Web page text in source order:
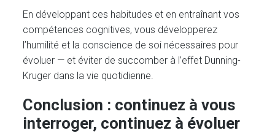
En développant ces habitudes et en entraînant vos
compétences cognitives, vous développerez
l’humilité et la conscience de soi nécessaires pour
évoluer — et éviter de succomber à l’effet Dunning-
Kruger dans la vie quotidienne.
Conclusion : continuez à vous
interroger, continuez à évoluer